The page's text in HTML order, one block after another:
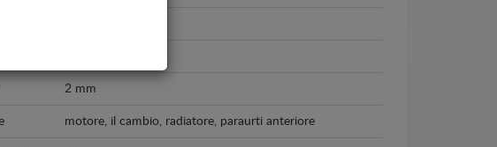
2 mm
motore, il cambio, radiatore, paraurti anteriore